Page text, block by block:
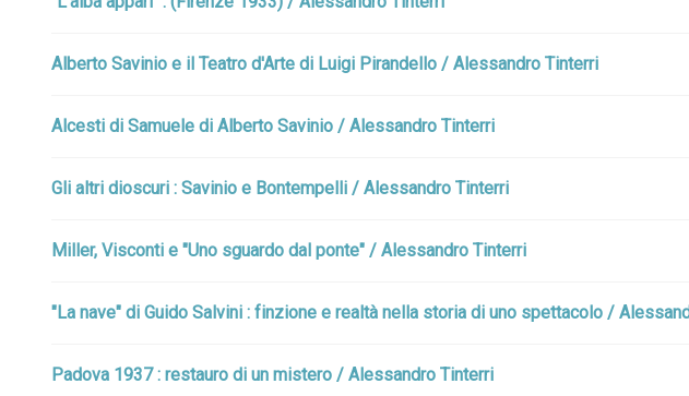
Alberto Savinio e il Teatro d'Arte di Luigi Pirandello / Alessandro Tinterri
Alcesti di Samuele di Alberto Savinio / Alessandro Tinterri
Gli altri dioscuri : Savinio e Bontempelli / Alessandro Tinterri
Miller, Visconti e "Uno sguardo dal ponte" / Alessandro Tinterri
"La nave" di Guido Salvini : finzione e realtà nella storia di uno spettacolo /
Padova 1937 : restauro di un mistero / Alessandro Tinterri